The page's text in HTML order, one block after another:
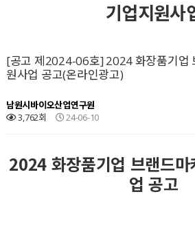
기업지원사
[공고 제2024-06호] 2024 화장품기업
원사업 공고(온라인광고)
남원시바이오산업연구원
3,762회
24-06-10
2024 화장품기업 브랜드
업 공고